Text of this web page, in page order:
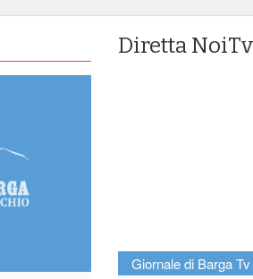
Diretta NoiTv
Giornale di Barga Tv